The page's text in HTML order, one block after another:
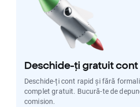
Deschide-ți gratuit
Deschide-ți cont rapid și fără
complet gratuit. Bucură-te de
comision.